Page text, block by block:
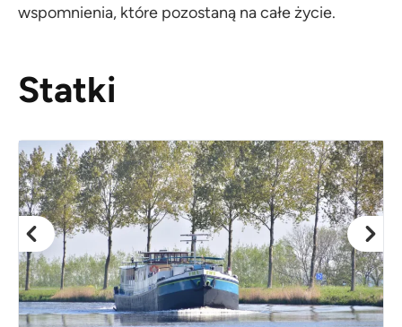
wspomnienia, które pozostaną na całe życie.
Statki